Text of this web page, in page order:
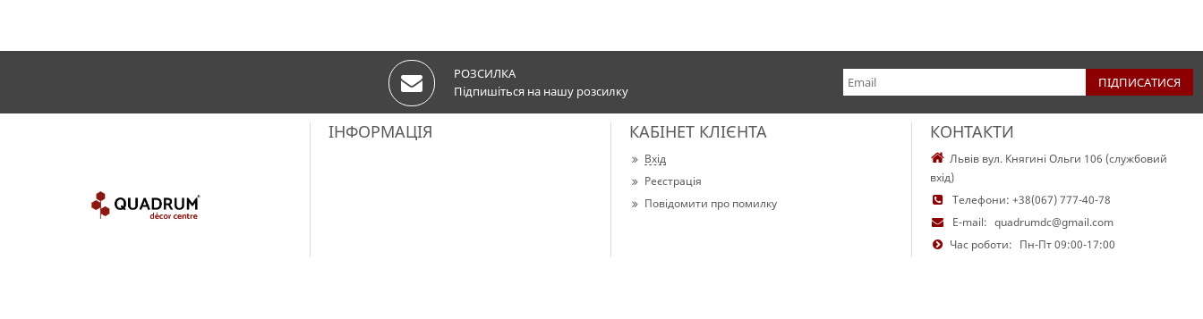
РОЗСИЛКА
Підпишіться на нашу розсилку
ІНФОРМАЦІЯ КАБІНЕТ КЛІЄНТА
Вхід
Реєстрація
Повідомити про помилку
КОНТАКТИ
Львів вул. Княгині Ольги 106 (службовий
вхід)
Телефони: +38(067) 777-40-78
E-mail: quadrumdc@gmail.com
Час роботи: Пн-Пт 09:00-17:00